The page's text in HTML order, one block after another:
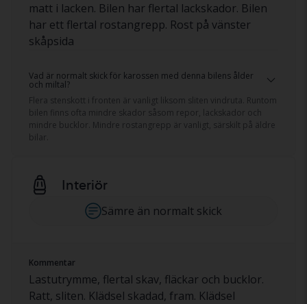
matt i lacken. Bilen har flertal lackskador. Bilen
har ett flertal rostangrepp. Rost på vänster
skåpsida
Vad är normalt skick för karossen med denna bilens ålder
och miltal?
Flera stenskott i fronten är vanligt liksom sliten vindruta. Runtom
bilen finns ofta mindre skador såsom repor, lackskador och
mindre bucklor. Mindre rostangrepp är vanligt, särskilt på äldre
bilar.
Interiör
Sämre än normalt skick
Kommentar
Lastutrymme, flertal skav, fläckar och bucklor.
Ratt, sliten. Klädsel skadad, fram. Klädsel